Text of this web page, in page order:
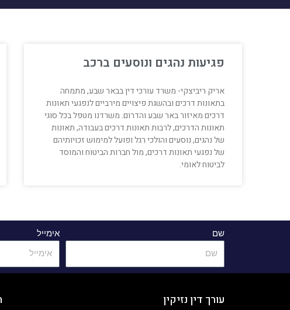
פגיעות נהגים ונוסעים ברכב
אריק ריביצקי- משרד עורכי דין בבאר שבע, מתמחה
בתאונות דרכים ובהשגת פיצויים מירביים לנפגעי תאונות
דרכים מאיזור באר שבע והדרום. משרדנו מטפל בכל סוגי
תאונות הדרכים, לרבות תאונות דרכים בעבודה, תאונות
של נהגים, נוסעים והולכי רגל ופועל למימוש זכויותיהם
של נפגעי תאונות דרכים, מול חברות הביטוח והמוסד
לביטוח לאומי.
שם אימייל
עורך דין נזיקין